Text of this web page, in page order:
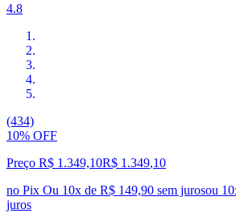
4.8
(434)
10% OFF
Preço R$ 1.349,10R$ 1.349,10
no Pix Ou 10x de R$ 149,90 sem jurosou 10
juros